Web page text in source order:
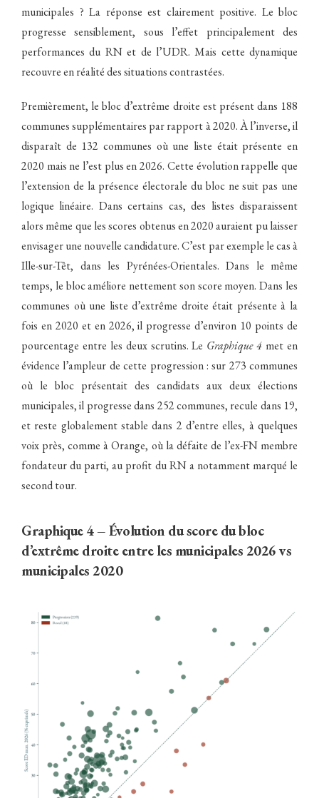
municipales ? La réponse est clairement positive. Le bloc
progresse sensiblement, sous l’effet principalement des
performances du RN et de l’UDR. Mais cette dynamique
recouvre en réalité des situations contrastées.
Premièrement, le bloc d’extrême droite est présent dans 188
communes supplémentaires par rapport à 2020. À l’inverse, il
disparaît de 132 communes où une liste était présente en
2020 mais ne l’est plus en 2026. Cette évolution rappelle que
l’extension de la présence électorale du bloc ne suit pas une
logique linéaire. Dans certains cas, des listes disparaissent
alors même que les scores obtenus en 2020 auraient pu laisser
envisager une nouvelle candidature. C’est par exemple le cas à
Ille-sur-Têt, dans les Pyrénées-Orientales. Dans le même
temps, le bloc améliore nettement son score moyen. Dans les
communes où une liste d’extrême droite était présente à la
fois en 2020 et en 2026, il progresse d’environ 10 points de
pourcentage entre les deux scrutins. Le Graphique 4 met en
évidence l’ampleur de cette progression : sur 273 communes
où le bloc présentait des candidats aux deux élections
municipales, il progresse dans 252 communes, recule dans 19,
et reste globalement stable dans 2 d’entre elles, à quelques
voix près, comme à Orange, où la défaite de l’ex-FN membre
fondateur du parti, au profit du RN a notamment marqué le
second tour.
Graphique 4 – Évolution du score du bloc
d’extrême droite entre les municipales 2026 vs
municipales 2020